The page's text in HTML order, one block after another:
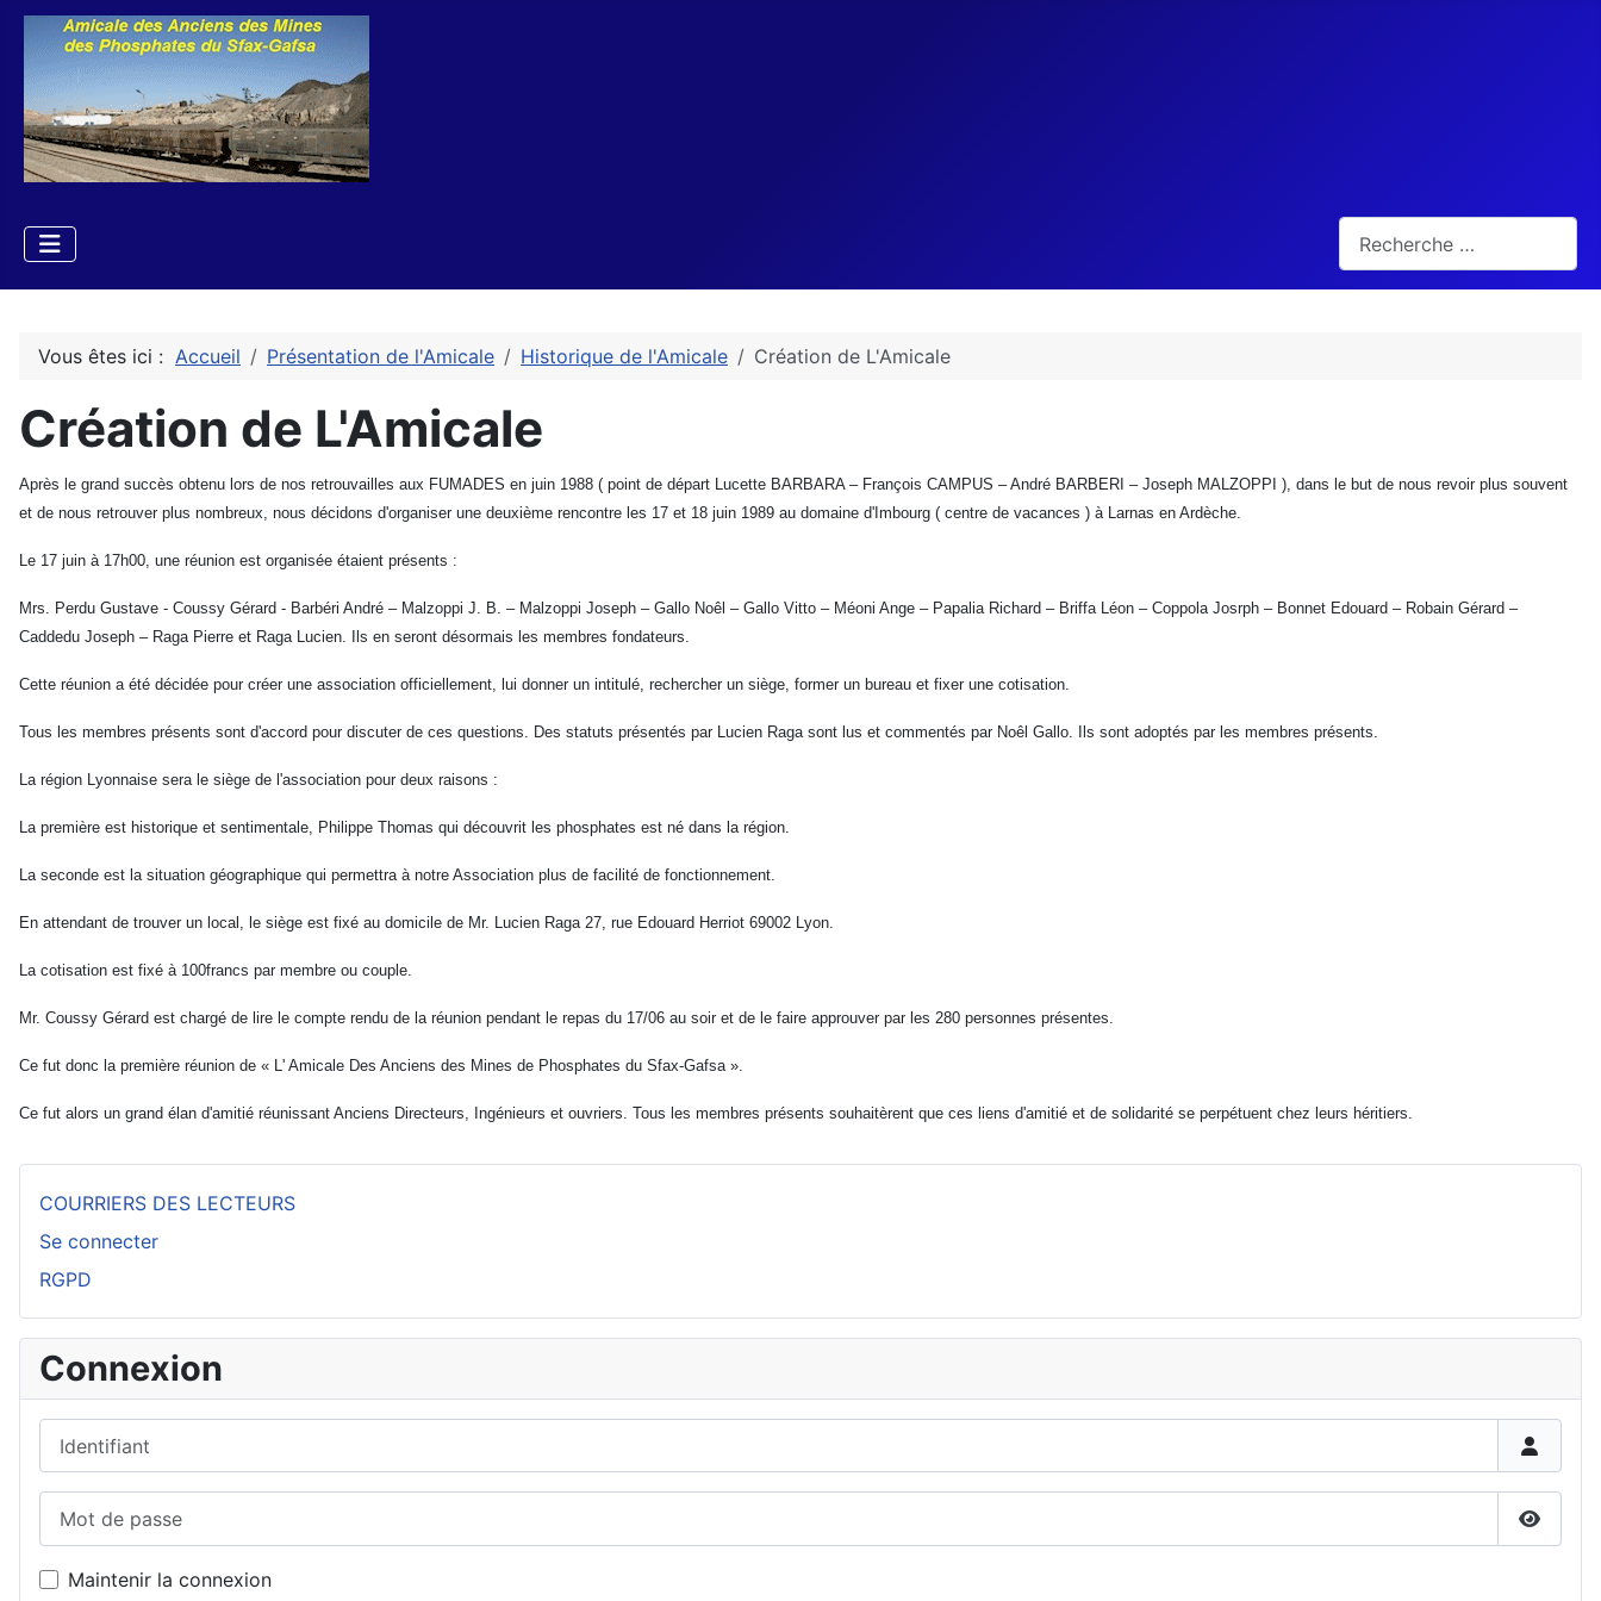
COURRIERS DES LECTEURS
Se connecter
RGPD
Connexion
Maintenir la connexion
Vous êtes ici : Accueil Présentation de l'Amicale Historique de l'Amicale Création de L'Amicale
Création de L'Amicale
Après le grand succès obtenu lors de nos retrouvailles aux FUMADES en juin 1988 ( point de départ Lucette BARBARA – François CAMPUS – André BARBERI – Joseph MALZOPPI ), dans le but de nous revoir plus souvent
et de nous retrouver plus nombreux, nous décidons d'organiser une deuxième rencontre les 17 et 18 juin 1989 au domaine d'Imbourg ( centre de vacances ) à Larnas en Ardèche.
Le 17 juin à 17h00, une réunion est organisée étaient présents :
Mrs. Perdu Gustave - Coussy Gérard - Barbéri André – Malzoppi J. B. – Malzoppi Joseph – Gallo Noêl – Gallo Vitto – Méoni Ange – Papalia Richard – Briffa Léon – Coppola Josrph – Bonnet Edouard – Robain Gérard –
Caddedu Joseph – Raga Pierre et Raga Lucien. Ils en seront désormais les membres fondateurs.
Cette réunion a été décidée pour créer une association officiellement, lui donner un intitulé, rechercher un siège, former un bureau et fixer une cotisation.
Tous les membres présents sont d'accord pour discuter de ces questions. Des statuts présentés par Lucien Raga sont lus et commentés par Noêl Gallo. Ils sont adoptés par les membres présents.
La région Lyonnaise sera le siège de l'association pour deux raisons :
La première est historique et sentimentale, Philippe Thomas qui découvrit les phosphates est né dans la région.
La seconde est la situation géographique qui permettra à notre Association plus de facilité de fonctionnement.
En attendant de trouver un local, le siège est fixé au domicile de Mr. Lucien Raga 27, rue Edouard Herriot 69002 Lyon.
La cotisation est fixé à 100francs par membre ou couple.
Mr. Coussy Gérard est chargé de lire le compte rendu de la réunion pendant le repas du 17/06 au soir et de le faire approuver par les 280 personnes présentes.
Ce fut donc la première réunion de « L' Amicale Des Anciens des Mines de Phosphates du Sfax-Gafsa ».
Ce fut alors un grand élan d'amitié réunissant Anciens Directeurs, Ingénieurs et ouvriers. Tous les membres présents souhaitèrent que ces liens d'amitié et de solidarité se perpétuent chez leurs héritiers.